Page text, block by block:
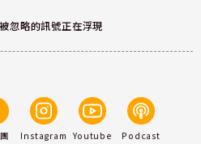
忽略的訊號正在浮現
Instagram Youtube Podcast